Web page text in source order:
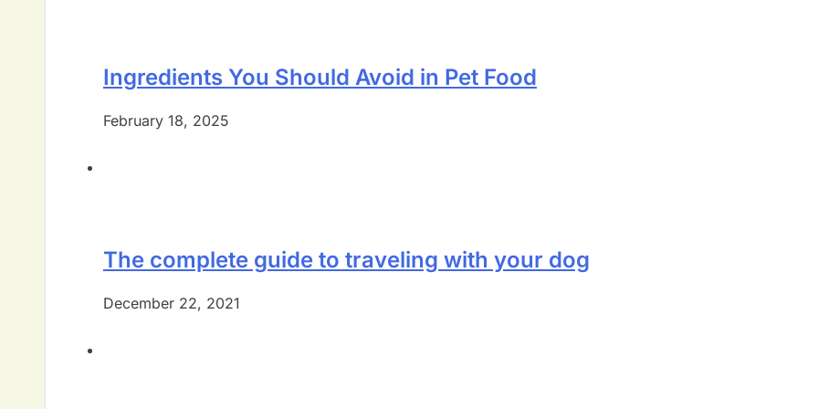
Ingredients You Should Avoid in Pet Food
February 18, 2025
The complete guide to traveling with your dog
December 22, 2021